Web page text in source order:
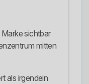
Marke sichtbar
mitten
als irgendein